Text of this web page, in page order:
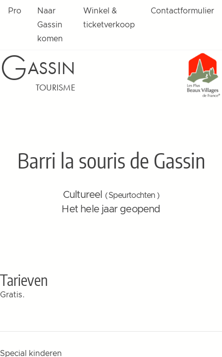
Pro
Naar
Gassin
komen
Winkel &
ticketverkoop
Contactformulier
GASSIN
TOURISME
Barri la souris de Gassin
Cultureel ( Speurtochten )
Het hele jaar geopend
Tarieven
Gratis.
Special kinderen